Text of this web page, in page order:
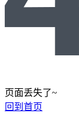
页面丢失了~
回到首页